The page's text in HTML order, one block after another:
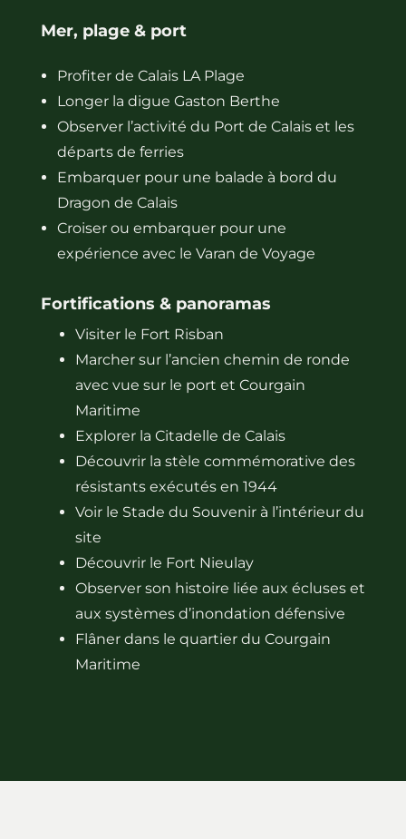
Mer, plage & port
Profiter de Calais LA Plage
Longer la digue Gaston Berthe
Observer l’activité du Port de Calais et les
départs de ferries
Embarquer pour une balade à bord du
Dragon de Calais
Croiser ou embarquer pour une
expérience avec le Varan de Voyage
Fortifications & panoramas
Visiter le Fort Risban
Marcher sur l’ancien chemin de ronde
avec vue sur le port et Courgain
Maritime
Explorer la Citadelle de Calais
Découvrir la stèle commémorative des
résistants exécutés en 1944
Voir le Stade du Souvenir à l’intérieur du
site
Découvrir le Fort Nieulay
Observer son histoire liée aux écluses et
aux systèmes d’inondation défensive
Flâner dans le quartier du Courgain
Maritime